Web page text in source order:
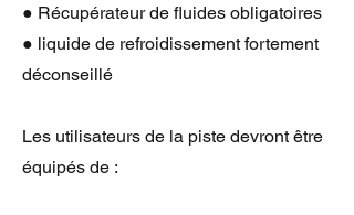
● Récupérateur de fluides obligatoires
● liquide de refroidissement fortement
déconseillé
Les utilisateurs de la piste devront être
équipés de :